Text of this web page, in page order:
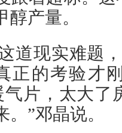
产量。
道现实难题
正的考验
片，太大了
”邓晶说。